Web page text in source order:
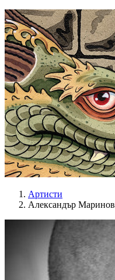
Артисти
Александър Маринов